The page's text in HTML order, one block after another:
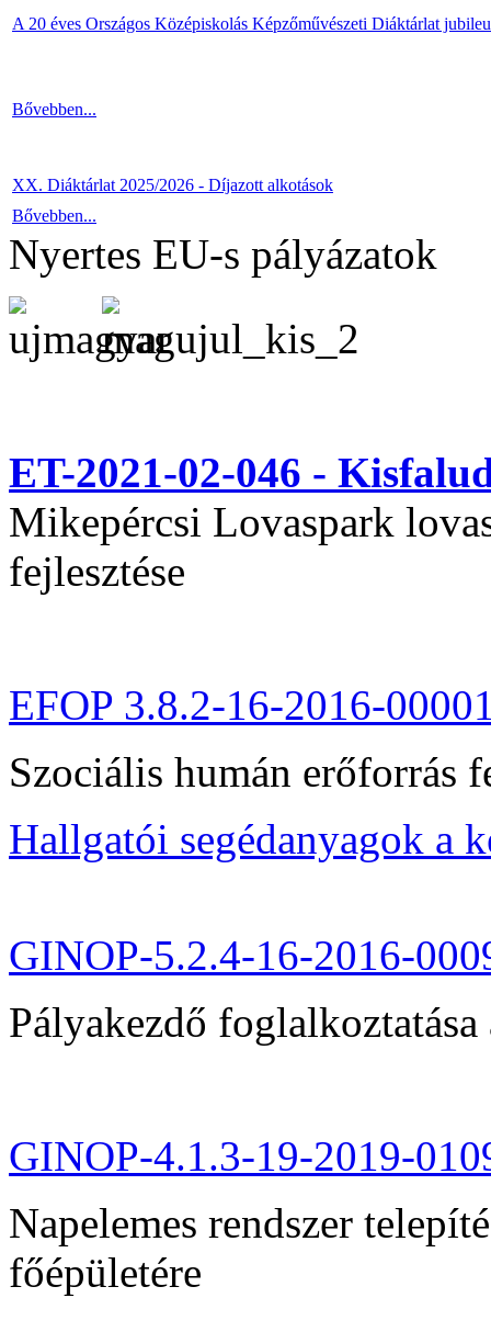
A 20 éves Országos Középiskolás Képzőművészeti Diáktárlat
Bővebben...
XX. Diáktárlat 2025/2026 - Díjazott alkotások
Bővebben...
Nyertes EU-s pályázatok
ET-2021-02-046 -
Mikepércsi Lovaspark
fejlesztése
EFOP 3.8.2-16-2016-
Szociális humán erőforrás
Hallgatói segédanyagok a
GINOP-5.2.4-16-2016-
Pályakezdő
GINOP-4.1.3-19-2019-
Napelemes rendszer
főépületére